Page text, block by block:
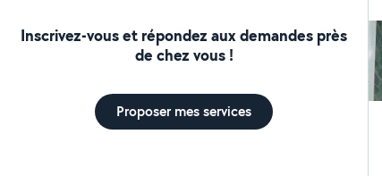
Inscrivez-vous et répondez aux demandes près
de chez vous !
Proposer mes services